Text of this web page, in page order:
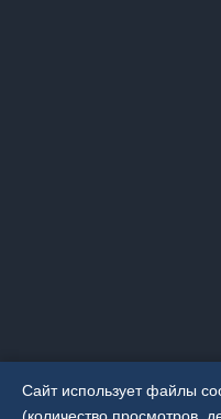
Сайт использует файлы